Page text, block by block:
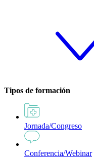
Tipos de formación
Jornada/Congreso
Conferencia/Webinar